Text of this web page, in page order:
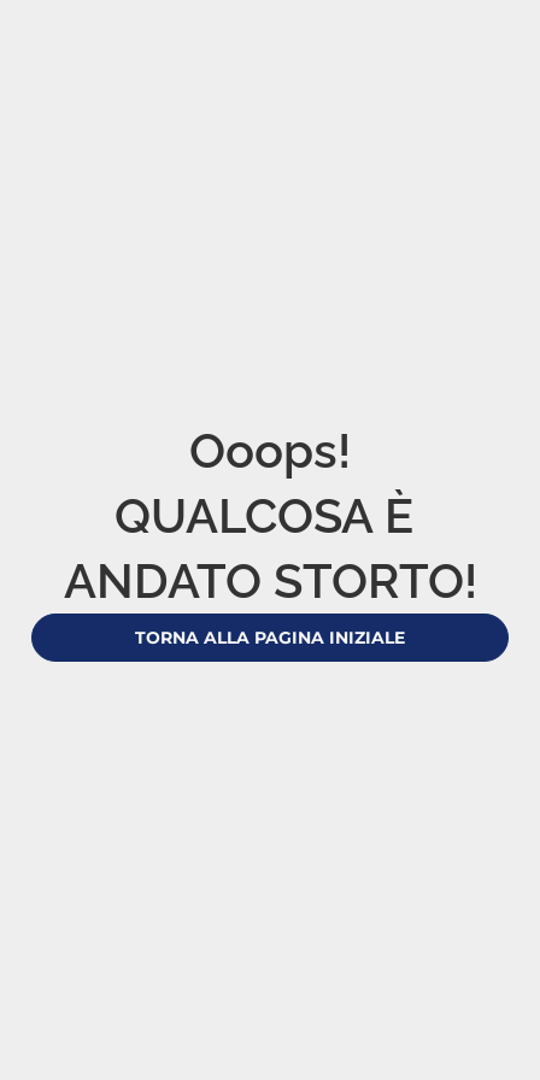
Ooops!
QUALCOSA È
ANDATO STORTO!
TORNA ALLA PAGINA INIZIALE